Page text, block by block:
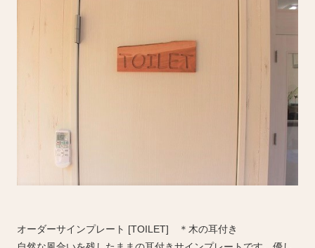
オーダーサインプレート [TOILET] ＊木の耳付き